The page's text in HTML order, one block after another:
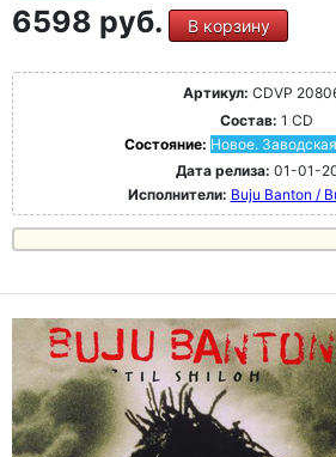
6598 руб. В корзину
Артикул: CDVP
Состав: 1 CD
Состояние: Новое.
Дата релиза: 01-01-
Исполнители: Buju Banton /